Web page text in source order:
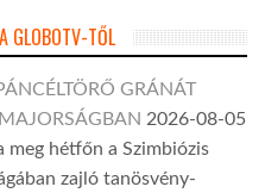
GLOBOTV-TŐL
GRÁNÁT
2026-08-05
meg hétfőn a Szimbiózis
zajló tanösvény-